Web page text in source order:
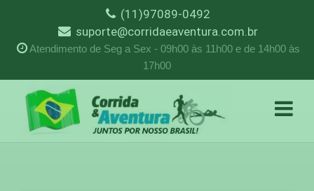
(11)97089-0492
suporte@corridaeaventura.com.br
Atendimento de Seg a Sex - 09h00 às 11h00 e de 14h00 às
17h00